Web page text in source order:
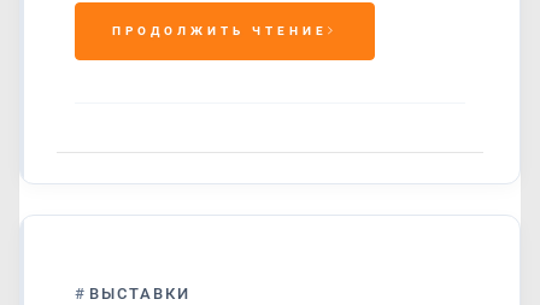
ПРОДОЛЖИТЬ ЧТЕНИЕ
# ВЫСТАВКИ